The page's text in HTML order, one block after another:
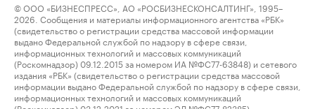
© ООО «БИЗНЕСПРЕСС», АО «РОСБИЗНЕСКОНСАЛТИНГ», 1995–
2026. Сообщения и материалы информационного агентства «РБК»
(свидетельство о регистрации средства массовой информации
выдано Федеральной службой по надзору в сфере связи,
информационных технологий и массовых коммуникаций
(Роскомнадзор) 09.12.2015 за номером ИА №ФС77-63848) и сетевого
издания «РБК» (свидетельство о регистрации средства массовой
информации выдано Федеральной службой по надзору в сфере связи,
информационных технологий и массовых коммуникаций